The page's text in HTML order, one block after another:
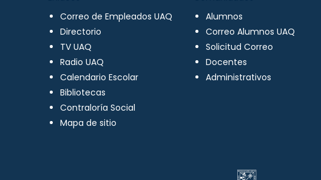
Correo de Empleados UAQ
Directorio
TV UAQ
Radio UAQ
Calendario Escolar
Bibliotecas
Contraloría Social
Mapa de sitio
Alumnos
Correo Alumnos UAQ
Solicitud Correo
Docentes
Administrativos